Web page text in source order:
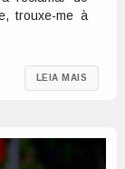
trouxe-me à
LEIA MAIS